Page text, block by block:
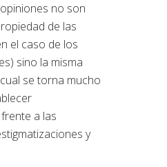
no son
de las
el caso de los
sino la misma
se torna mucho
a las
y